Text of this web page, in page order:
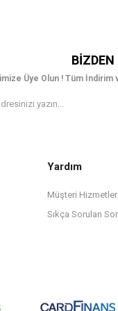
BIZDEN
Üye Olun ! Tüm İndirim
Yardım
Müşteri Hizmetleri
Sıkça Sorulan